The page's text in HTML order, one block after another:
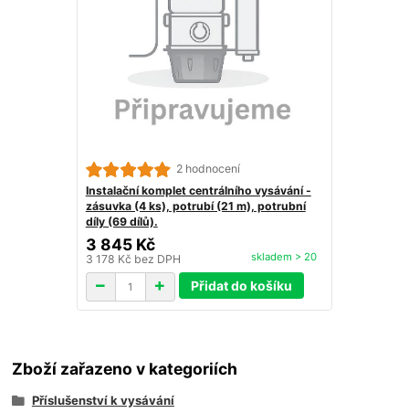
2 hodnocení
Instalační komplet centrálního vysávání -
zásuvka (4 ks), potrubí (21 m), potrubní
díly (69 dílů).
3 845 Kč
3 178 Kč bez DPH skladem > 20
Přidat do košíku
Zboží zařazeno v kategoriích
Příslušenství k vysávání